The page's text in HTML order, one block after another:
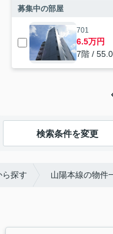
募集中の部屋
701
6.5万円
7階 /
検索条件を変更
ら探す 山陽本線の物件